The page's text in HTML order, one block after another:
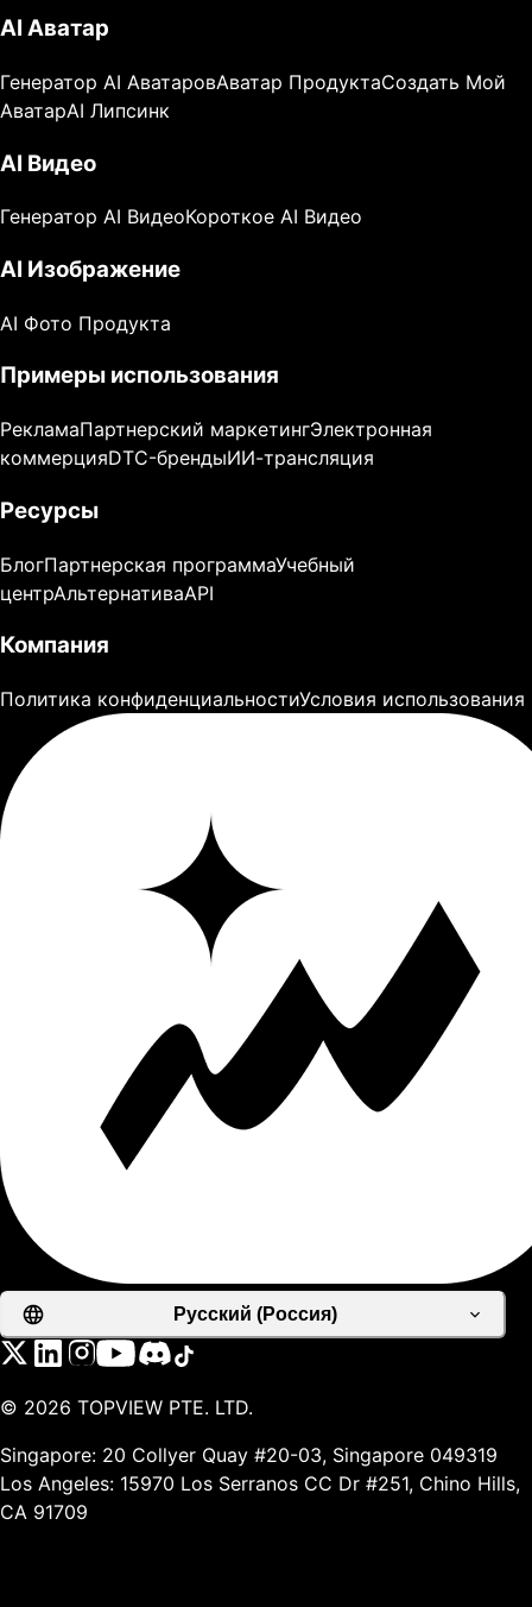
AI Аватар
Генератор AI АватаровАватар ПродуктаСоздать Мой
АватарAI Липсинк
AI Видео
Генератор AI ВидеоКороткое AI Видео
AI Изображение
AI Фото Продукта
Примеры использования
РекламаПартнерский маркетингЭлектронная
коммерцияDTC-брендыИИ-трансляция
Ресурсы
БлогПартнерская программаУчебный
центрАльтернативаAPI
Компания
Политика конфиденциальностиУсловия использования
Русский (Россия)
© 2026 TOPVIEW PTE. LTD.
Singapore: 20 Collyer Quay #20-03, Singapore 049319
Los Angeles: 15970 Los Serranos CC Dr #251, Chino Hills,
CA 91709